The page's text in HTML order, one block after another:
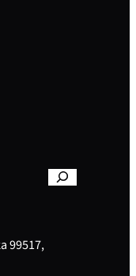
99517,